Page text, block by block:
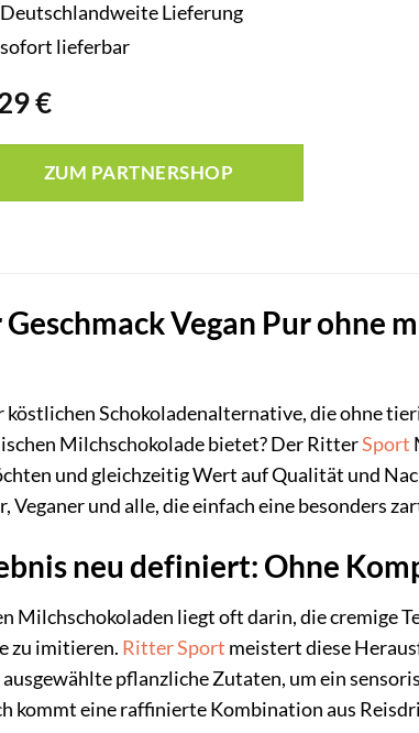
€
Deutschlandweite Lieferung
sofort lieferbar
ZUM PARTNERSHOP
Vegan Pur ohne
köstlichen Schokoladenalternative, die ohne
Milchschokolade bietet? Der RitterSport
und gleichzeitig Wert auf Qualität und
Veganer und alle, die einfach eine besonders
neu definiert: Ohne
Milchschokoladen liegt oft darin, die cremige
zu imitieren. Ritter Sport meistert diese
pflanzliche Zutaten, um ein
kommt eine raffinierte Kombination aus